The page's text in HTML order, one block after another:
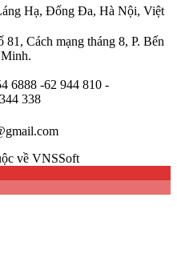
Hạ, Đống Đa, Hà Nội, Việt
Cách mạng tháng 8, P. Bến
6888 -62 944 810 -
338
về VNSSoft